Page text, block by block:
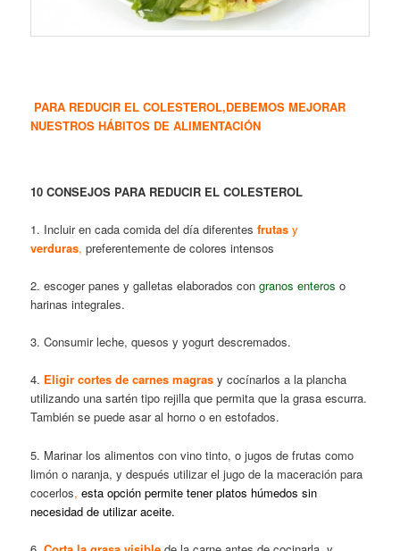
PARA REDUCIR EL COLESTEROL,DEBEMOS MEJORAR
NUESTROS HÁBITOS DE ALIMENTACIÓN
10 CONSEJOS PARA REDUCIR EL COLESTEROL
1. Incluir en cada comida del día diferentesfrutas y
verduras, preferentemente de colores intensos
2. escoger panes y galletas elaborados congranos enteros o
harinas integrales.
3. Consumir leche, quesos y yogurt descremados.
4. Eligir cortes de carnes magras y cocínarlos a la plancha
utilizando una sartén tipo rejilla que permita que la grasa escurra.
También se puede asar al horno o en estofados.
5. Marinar los alimentos con vino tinto, o jugos de frutas como
limón o naranja, y después utilizar el jugo de la maceración para
cocerlos, esta opción permite tener platos húmedos sin
necesidad de utilizar aceite.